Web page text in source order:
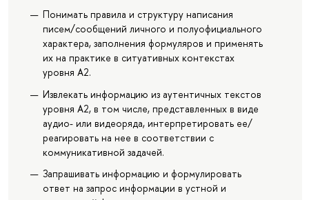
Понимать правила и структуру написания
писем/сообщений личного и полуофициального
характера, заполнения формуляров и применять
их на практике в ситуативных контекстах
уровня А2.
Извлекать информацию из аутентичных текстов
уровня А2, в том числе, представленных в виде
аудио- или видеоряда, интерпретировать ее/
реагировать на нее в соответствии с
коммуникативной задачей.
Запрашивать информацию и формулировать
ответ на запрос информации в устной и